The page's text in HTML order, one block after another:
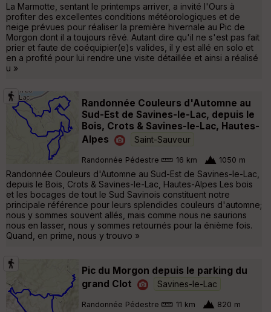
La Marmotte, sentant le printemps arriver, a invité l'Ours à
profiter des excellentes conditions météorologiques et de
neige prévues pour réaliser la première hivernale au Pic de
Morgon dont il a toujours rêvé. Autant dire qu'il ne s'est pas fait
prier et faute de coéquipier(e)s valides, il y est allé en solo et
en a profité pour lui rendre une visite détaillée et ainsi a réalisé
u »
Randonnée Couleurs d'Automne au
Sud-Est de Savines-le-Lac, depuis le
Bois, Crots & Savines-le-Lac, Hautes-
Alpes
Saint-Sauveur
Randonnée Pédestre 16 km 1050 m
Randonnée Couleurs d'Automne au Sud-Est de Savines-le-Lac,
depuis le Bois, Crots & Savines-le-Lac, Hautes-Alpes Les bois
et les bocages de tout le Sud Savinois constituent notre
principale référence pour leurs splendides couleurs d'automne;
nous y sommes souvent allés, mais comme nous ne saurions
nous en lasser, nous y sommes retournés pour la énième fois.
Quand, en prime, nous y trouvo »
Pic du Morgon depuis le parking du
grand Clot
Savines-le-Lac
Randonnée Pédestre 11 km 820 m